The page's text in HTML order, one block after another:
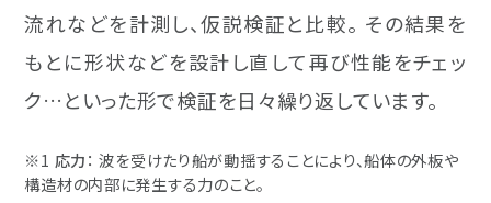
流れなどを計測し、仮説検証と比較。 その結果を
もとに形状などを設計し直して再び性能をチェッ
ク…といった形で検証を日々繰り返しています。
※1 応力： 波を受けたり船が動揺することにより、船体の外板や
構造材の内部に発生する力のこと。